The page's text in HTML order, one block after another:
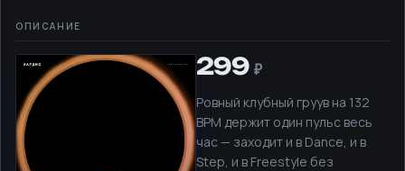
299
Ровный клубный груув на 132
BPM держит один пульс весь
час — заходит и в Dance, и в
Step, и в Freestyle без